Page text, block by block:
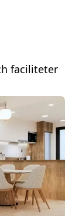
faciliteter